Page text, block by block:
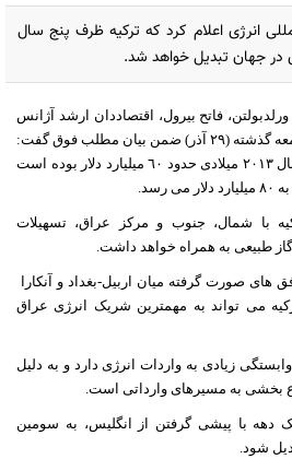
انرژی اعلام کرد که ترکیه ظرف پنج سال
در جهان تبدیل خواهد شد.
فاتح بیرول، اقتصاددان ارشد آژانس
بین المللی انرژی (آی یی ای) جمعه گذشته (٢٩ آذر) ضمن بیان مطلب فوق گفت:
هزینه واردات انرژی ترکیه در سال ٢٠١٣ میلادی حدود ٦٠ میلیارد دلار بوده است
.
با شمال، جنوب و مرکز عراق، تسهیلات
طبیعی به همراه خواهد داشت.
های صورت گرفته میان اربیل-بغداد و آنکارا
می تواند به مهمترین شریک انرژی عراق
وابستگی زیادی به واردات انرژی دارد و به دلیل
بخشی به مسیرهای وارداتی است.
دهه با پیشی گرفتن از انگلیس، به سومین
شود.